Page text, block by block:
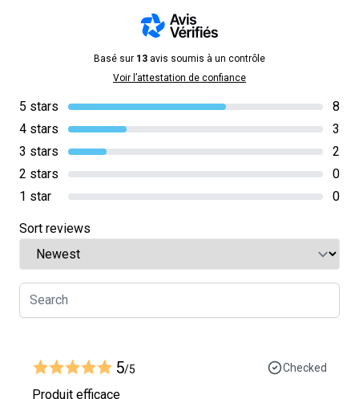
Basé sur 13 avis soumis à un contrôle
Voir l’attestation de confiance
5 stars
8
4 stars
3
3 stars
2
2 stars
0
1 star
0
Sort reviews
5/5 Checked
Produit efficace